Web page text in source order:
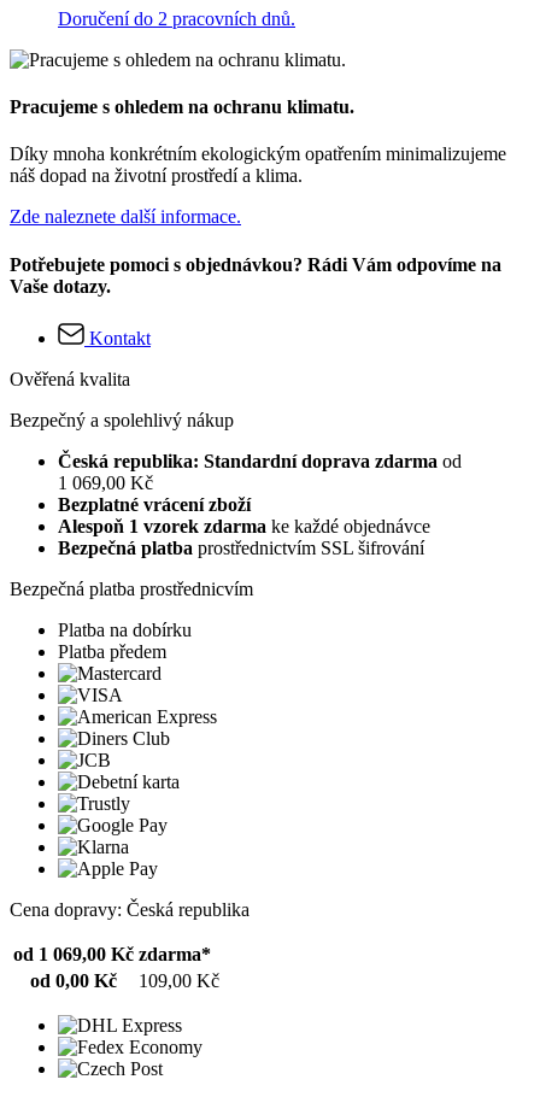
Doručení do 2 pracovních dnů.
Pracujeme s ohledem na ochranu klimatu.
Díky mnoha konkrétním ekologickým opatřením minimalizujeme
náš dopad na životní prostředí a klima.
Zde naleznete další informace.
Potřebujete pomoci s objednávkou? Rádi Vám odpovíme na
Vaše dotazy.
Kontakt
Ověřená kvalita
Bezpečný a spolehlivý nákup
Česká republika: Standardní doprava zdarma od
1 069,00 Kč
Bezplatné vrácení zboží
Alespoň 1 vzorek zdarma ke každé objednávce
Bezpečná platba prostřednictvím SSL šifrování
Bezpečná platba prostřednicvím
Platba na dobírku
Platba předem
Cena dopravy: Česká republika
od 1 069,00 Kč zdarma*
od 0,00 Kč
109,00 Kč